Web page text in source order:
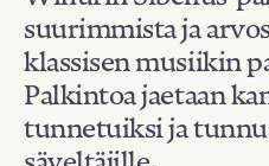
suurimmista ja
klassisen musiikin
Palkintoa jaetaan
tunnetuiksi ja
säveltäjille.